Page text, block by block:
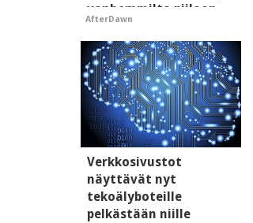
vanhemmilta piiloon
AfterDawn
Verkkosivustot
näyttävät nyt
tekoälyboteille
pelkästään niille